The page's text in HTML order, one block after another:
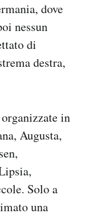
dove
nessun
di
destra,
in
Augusta,
Solo a
una